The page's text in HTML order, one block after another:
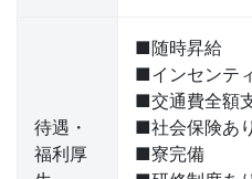
待遇・
福利厚
■随時昇給
■インセンテ
■交通費全額
■社会保険あり
■寮完備